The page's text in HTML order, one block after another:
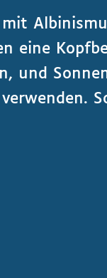
eine
und